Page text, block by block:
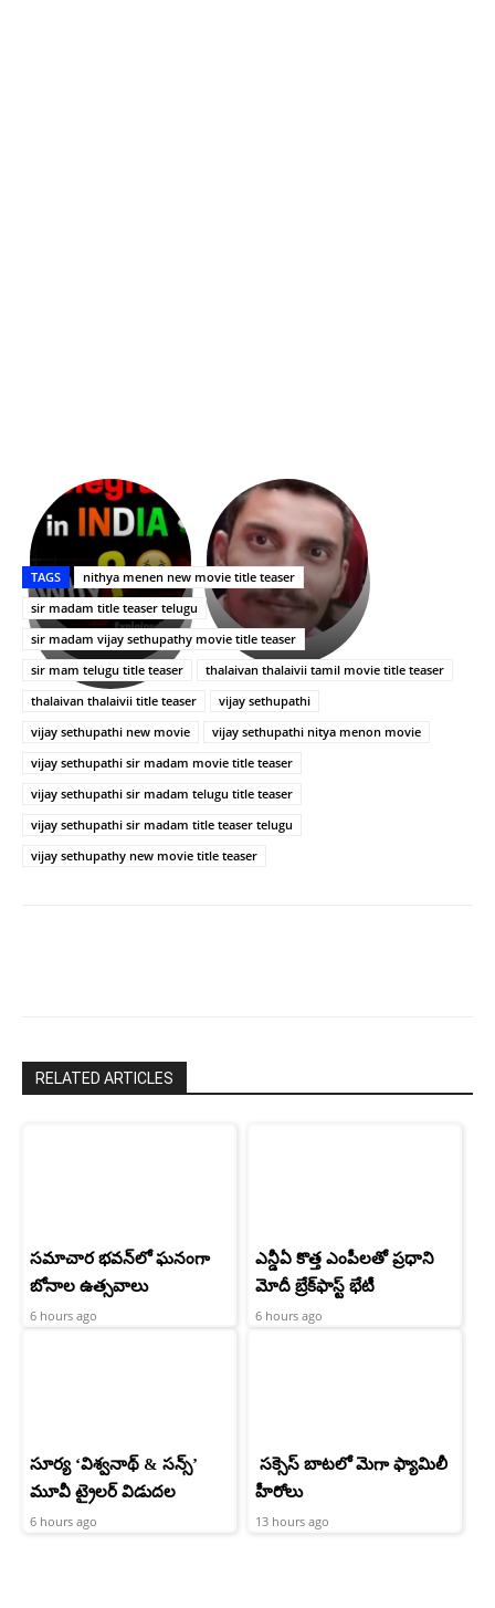
భగవంతుని
ప్రసాదం
తీర్థం..తులసీదళం
లేకుండా
అసంపూర్ణం
కేజీఎఫ్
సినిమాతో
పాన్
ఇండియా
స్టార్
హీరోయిన్‏గా
శెట్టి.
Upasana:
భర్తపై
రివెంజ్
తీర్చుకున్న
ఉపాసన..
పాపం
రామ్
చరణ్
TAGS
nithya menen new movie title teaser
sir madam title teaser telugu
sir madam vijay sethupathy movie title teaser
sir mam telugu title teaser
thalaivan thalaivii tamil movie title teaser
thalaivan thalaivii title teaser
vijay sethupathi
vijay sethupathi new movie
vijay sethupathi nitya menon movie
vijay sethupathi sir madam movie title teaser
vijay sethupathi sir madam telugu title teaser
vijay sethupathi sir madam title teaser telugu
vijay sethupathy new movie title teaser
RELATED ARTICLES
సమాచార భవన్‌లో ఘనంగా
బోనాల ఉత్సవాలు
6 hours ago
ఎన్డీఏ కొత్త ఎంపీలతో ప్రధాని
మోదీ బ్రేక్‌ఫాస్ట్ భేటీ
6 hours ago
సూర్య ‘విశ్వనాథ్ & సన్స్’
మూవీ ట్రైలర్ విడుదల
6 hours ago
సక్సెస్ బాటలో మెగా ఫ్యామిలీ
హీరోలు
13 hours ago